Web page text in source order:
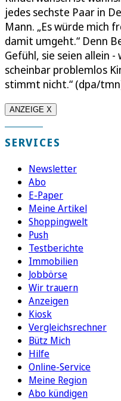
jedes sechste Paar in
Mann. „Es würde mich
damit umgeht.“ Denn
Gefühl, sie seien allein
scheinbar problemlos
stimmt nicht.“ (dpa/
ANZEIGE X
SERVICES
Newsletter
Abo
E-Paper
Meine Artikel
Shoppingwelt
Push
Testberichte
Immobilien
Jobbörse
Wir trauern
Anzeigen
Kiosk
Vergleichsrechner
Bütz Mich
Hilfe
Online-Service
Meine Region
Abo kündigen